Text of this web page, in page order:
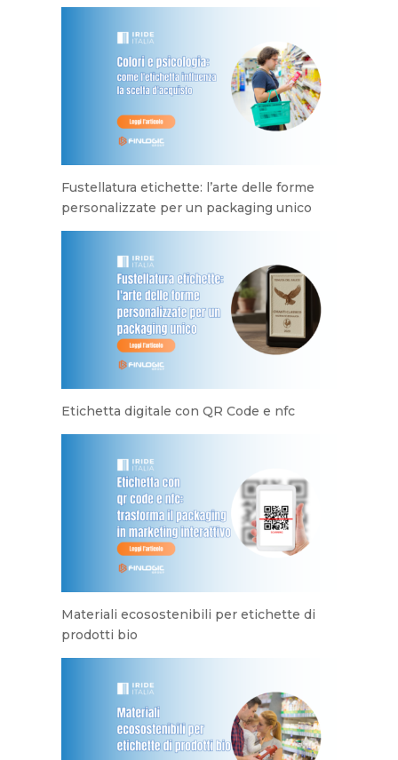
Fustellatura etichette: l’arte delle forme
personalizzate per un packaging unico
Etichetta digitale con QR Code e nfc
Materiali ecosostenibili per etichette di
prodotti bio